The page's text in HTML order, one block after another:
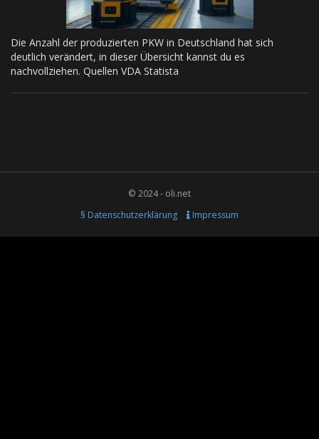
Die Anzahl der produzierten PKW in Deutschland hat sich
deutlich verändert, in dieser Übersicht kannst du es
nachvollziehen. Quellen VDA Statista
© 2024 - oli.net
§ Datenschutzerklärung
Impressum